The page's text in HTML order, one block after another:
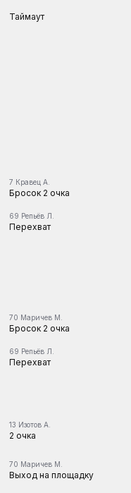
Таймаут
7 Кравец А.
Бросок 2 очка
69 Репьёв Л.
Перехват
70 Маричев М.
Бросок 2 очка
69 Репьёв Л.
Перехват
13 Изотов А.
2 очка
70 Маричев М.
Выход на площадку